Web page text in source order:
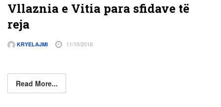
Vllaznia e Vitia para sfidave të
reja
KRYELAJMI 11/10/2016
Read More...